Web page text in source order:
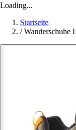
Loading...
Startseite
/ Wanderschuhe